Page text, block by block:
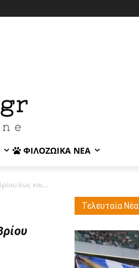
ΦΙΛΟΖΩΙΚΆ ΝΈΑ
έως και...
Τελευταία Νέα